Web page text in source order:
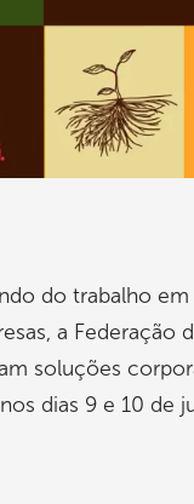
do trabalho
a Federação
soluções
dias 9 e 10 de